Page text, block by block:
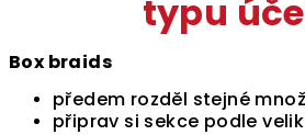
typu
Box braids
předem rozděl stejné
připrav si sekce podle